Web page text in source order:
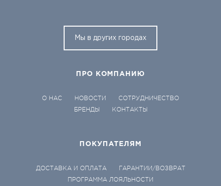
Мы в других городах
ПРО КОМПАНИЮ
О НАС НОВОСТИ
СОТРУДНИЧЕСТВО
БРЕНДЫ
КОНТАКТЫ
ПОКУПАТЕЛЯМ
ДОСТАВКА И ОПЛАТА
ГАРАНТИИ/ВОЗВРАТ
ПРОГРАММА ЛОЯЛЬНОСТИ